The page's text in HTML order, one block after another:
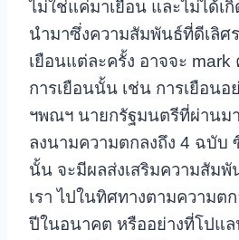
ไม่ใช่แค่มาเยือน และไม่ได้เ
นำมาซึ่งความสัมพันธ์ที่ดีเลิศ
เยือนแต่ละครั้ง อาจจะ
การเยือนนั้น เช่น การเยือนอ
ฯพณฯ นายกรัฐมนตรีที่ผ่านม
ลงนามความตกลงถึง 4 ฉบับ
นั้น จะมีผลส่งเสริมความสัมพั
เรา ไปในทิศทางตามความต
ปีในอนาคต หรืออย่างที่โปแ